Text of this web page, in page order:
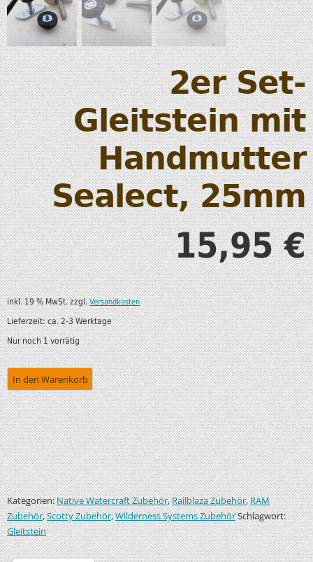
2er Set-
Gleitstein mit
Handmutter
Sealect, 25mm
15,95€
inkl. 19 % MwSt. zzgl.Versandkosten
Lieferzeit:ca. 2-3 Werktage
Nur noch 1 vorrätig
In den Warenkorb
Kategorien:Native Watercraft Zubehör,Railblaza Zubehör,RAM
Zubehör,Scotty Zubehör,Wilderness Systems ZubehörSchlagwort:
Gleitstein